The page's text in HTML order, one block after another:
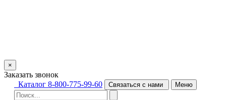
×
Заказать звонок
Каталог 8-800-775-99-60 Связаться с нами Меню